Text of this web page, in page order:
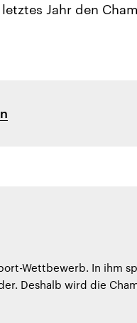
Jahr den
Wettbewerb. In ihm
Deshalb wird die